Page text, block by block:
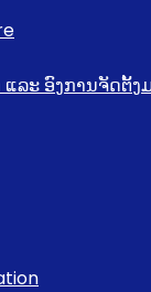
ແລະ ອົງການຈັດຕັ້